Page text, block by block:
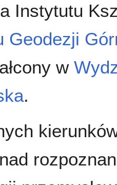
Instytutu
Geodezji
w
.